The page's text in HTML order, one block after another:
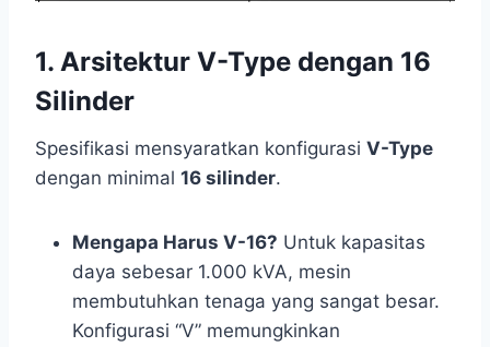
1. Arsitektur V-Type dengan 16
Silinder
Spesifikasi mensyaratkan konfigurasi V-Type
dengan minimal 16 silinder.
Mengapa Harus V-16? Untuk kapasitas
daya sebesar 1.000 kVA, mesin
membutuhkan tenaga yang sangat besar.
Konfigurasi “V” memungkinkan